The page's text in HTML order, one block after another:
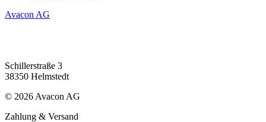
Avacon AG
Schillerstraße 3
38350 Helmstedt
© 2026 Avacon AG
Zahlung & Versand